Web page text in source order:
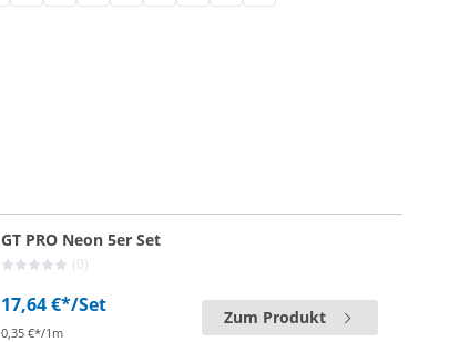
GT PRO Neon 5er Set
(0)
17,64 €*/Set
0,35 €*/1m
Zum Produkt